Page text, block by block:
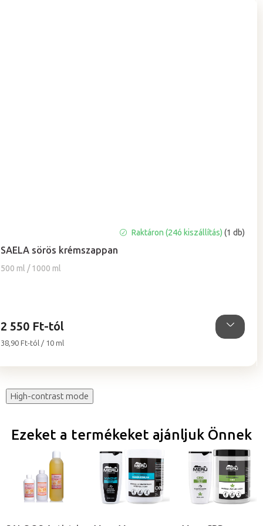
SAELA sörös krémszappan
500 ml / 1000 ml
átlagos
értékelése
Raktáron (24ó kiszállítás)(1 db)
2 550 Ft-tól
Egységár:
38,90 Ft-tól / 10 ml
High-contrast mode
Ezeket a termékeket ajánljuk Önnek